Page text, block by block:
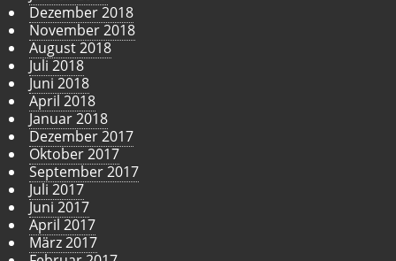
Dezember 2018
November 2018
August 2018
Juli 2018
Juni 2018
April 2018
Januar 2018
Dezember 2017
Oktober 2017
September 2017
Juli 2017
Juni 2017
April 2017
März 2017